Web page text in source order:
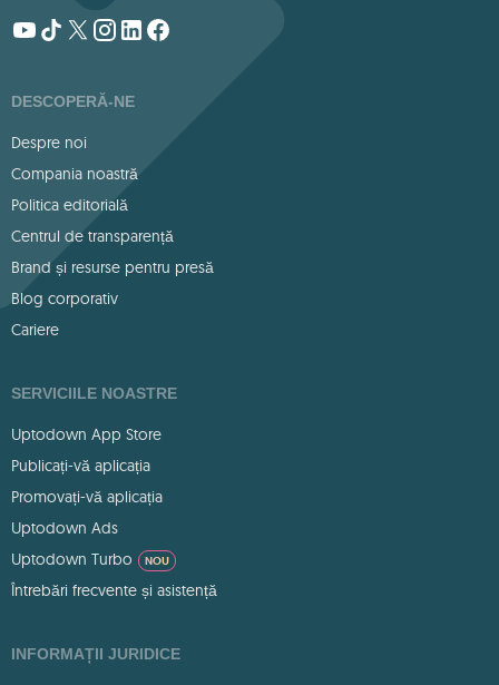
DESCOPERĂ-NE
Despre noi
Compania noastră
Politica editorială
Centrul de transparență
Brand și resurse pentru presă
Blog corporativ
Cariere
SERVICIILE NOASTRE
Uptodown App Store
Publicați-vă aplicația
Promovați-vă aplicația
Uptodown Ads
Uptodown Turbo
NOU
Întrebări frecvente și asistență
INFORMAȚII JURIDICE